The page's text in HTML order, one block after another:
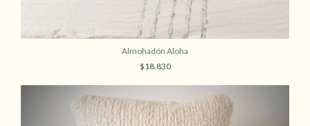
Almohadón Aloha
$18.830